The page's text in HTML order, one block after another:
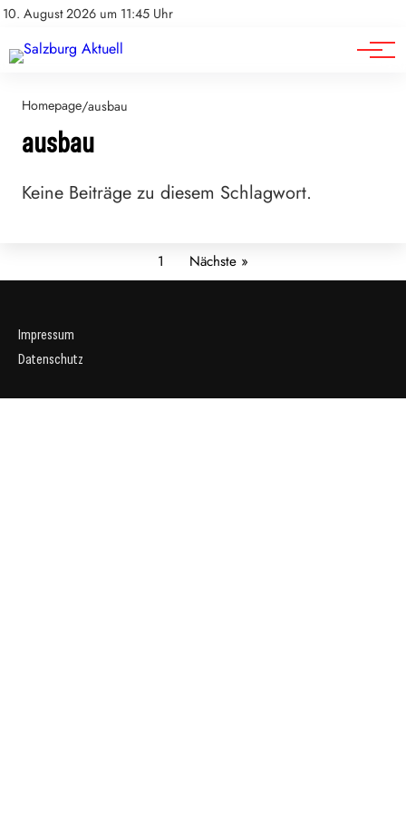
10. August 2026 um 11:45 Uhr
Impressum
Sport
Wirtschaft
Homepage/ausbau
ausbau
Keine Beiträge zu diesem Schlagwort.
1 Nächste »
Impressum
Datenschutz